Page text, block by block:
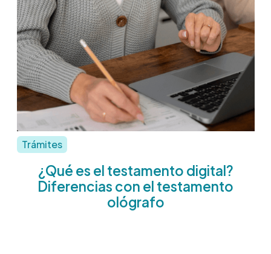
Trámites
¿Qué es el testamento digital?
Diferencias con el testamento
ológrafo